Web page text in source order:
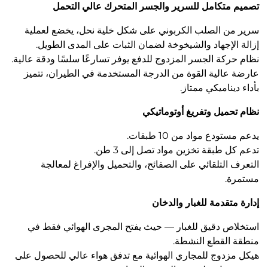
تصميم متكامل للسرير والجسر المتحرك عالي التحمل
سرير من الصلب الكربوني على شكل خلية نحل، يخضع لعملية
إزالة الإجهاد والشيخوخة لضمان الثبات على المدى الطويل.
نظام حركة الجسر المزدوج للدفع يوفر تسارعًا سلسًا ودقة عالية.
عارضة عالية القوة من الدرجة المستخدمة في الطيران، تتميز
بأداء ديناميكي ممتاز.
نظام تحميل وتفريغ أوتوماتيكي
يدعم مستودع مواد من 10 طبقات.
تدعم كل طبقة تخزين مواد تصل إلى 3 طن.
التعرف التلقائي على الصفائح، والتحميل والإفراغ لمعالجة
مستمرة.
إدارة متقدمة للغبار والدخان
استخلاص دقيق للغبار — حيث يفتح المجرى الهوائي فقط في
منطقة القطع النشطة.
هيكل مزدوج للمجاري الهوائية مع تدفق هواء عالي للحصول على